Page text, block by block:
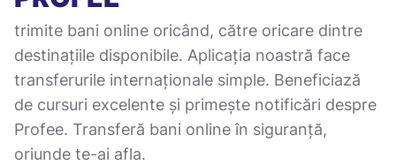
trimite bani online oricând, către oricare dintre
destinațiile disponibile. Aplicația noastră face
transferurile internaționale simple. Beneficiază
de cursuri excelente și primește notificări despre
Profee. Transferă bani online în siguranță,
oriunde te-ai afla.